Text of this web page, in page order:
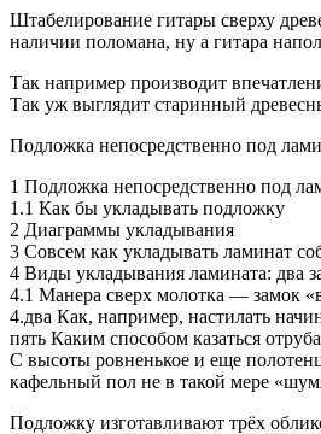
Штабелирование гитары сверху
наличии поломана, ну а гитара
Так например производит
Так уж выглядит старинный
Подложка непосредственно под
1 Подложка непосредственно под
1.1 Как бы укладывать подложку
2 Диаграммы укладывания
3 Совсем как укладывать ламинат
4 Виды укладывания ламината: два
4.1 Манера сверх молотка — замок
4.два Как, например, настилать
пять Каким способом казаться
С высоты ровненькое и еще
кафельный пол не в такой мере
Подложку изготавливают трёх